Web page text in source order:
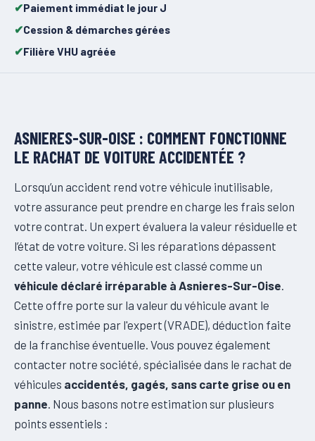
Paiement immédiat le jour J
Cession & démarches gérées
Filière VHU agréée
ASNIERES-SUR-OISE : COMMENT FONCTIONNE
LE RACHAT DE VOITURE ACCIDENTÉE ?
Lorsqu’un accident rend votre véhicule inutilisable,
votre assurance peut prendre en charge les frais selon
votre contrat. Un expert évaluera la valeur résiduelle et
l’état de votre voiture. Si les réparations dépassent
cette valeur, votre véhicule est classé comme un
véhicule déclaré irréparable à Asnieres-Sur-Oise
Cette offre porte sur la valeur du véhicule avant le
sinistre, estimée par l'expert (VRADE), déduction faite
de la franchise éventuelle. Vous pouvez également
contacter notre société, spécialisée dans le rachat de
véhicules accidentés, gagés, sans carte grise ou en
panne . Nous basons notre estimation sur plusieurs
points essentiels :